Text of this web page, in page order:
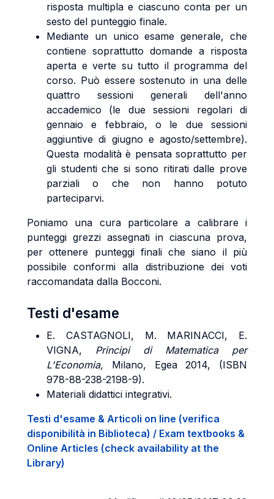
risposta multipla e ciascuno conta per un
sesto del punteggio finale.
Mediante un unico esame generale, che
contiene soprattutto domande a risposta
aperta e verte su tutto il programma del
corso. Può essere sostenuto in una delle
quattro sessioni generali dell'anno
accademico (le due sessioni regolari di
gennaio e febbraio, o le due sessioni
aggiuntive di giugno e agosto/settembre).
Questa modalità è pensata soprattutto per
gli studenti che si sono ritirati dalle prove
parziali o che non hanno potuto
parteciparvi.
Poniamo una cura particolare a calibrare i
punteggi grezzi assegnati in ciascuna prova,
per ottenere punteggi finali che siano il più
possibile conformi alla distribuzione dei voti
raccomandata dalla Bocconi.
Testi d'esame
E. CASTAGNOLI, M. MARINACCI, E.
VIGNA,
Principi di Matematica per
L'Economia, Milano, Egea 2014, (ISBN
978-88-238-2198-9).
Materiali didattici integrativi.
Testi d'esame & Articoli on line (verifica
disponibilità in Biblioteca) / Exam textbooks &
Online Articles (check availability at the
Library)